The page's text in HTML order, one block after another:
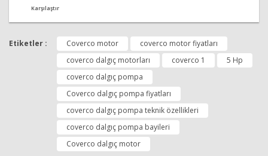
Karşılaştır
Etiketler : Coverco motor
coverco motor fiyatları
coverco dalgıç motorları
coverco 1
5 Hp
coverco dalgıç pompa
Coverco dalgıç pompa fiyatları
coverco dalgıç pompa teknik özellikleri
coverco dalgıç pompa bayileri
Coverco dalgıç motor